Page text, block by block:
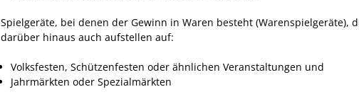
Spielgeräte, bei denen der Gewinn in Waren besteht (Warenspielgeräte),
darüber hinaus auch aufstellen auf:
Volksfesten, Schützenfesten oder ähnlichen Veranstaltungen und
Jahrmärkten oder Spezialmärkten